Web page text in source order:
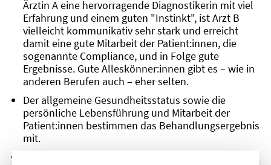
Ärztin A eine hervorragende Diagnostikerin mit viel
Erfahrung und einem guten "Instinkt", ist Arzt B
vielleicht kommunikativ sehr stark und erreicht
damit eine gute Mitarbeit der Patient:innen, die
sogenannte Compliance, und in Folge gute
Ergebnisse. Gute Alleskönner:innen gibt es – wie in
anderen Berufen auch – eher selten.
Der allgemeine Gesundheitsstatus sowie die
persönliche Lebensführung und Mitarbeit der
Patient:innen bestimmen das Behandlungsergebnis
mit.